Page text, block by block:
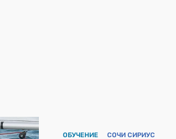
ОБУЧЕНИЕ СОЧИ СИРИУС